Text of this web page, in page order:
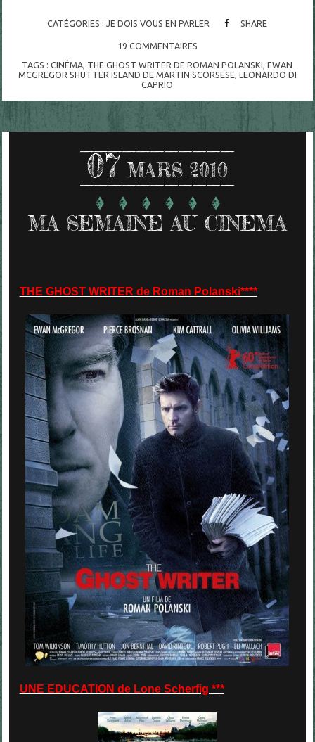
CATÉGORIES : JE DOIS VOUS EN PARLER SHARE
19 COMMENTAIRES
TAGS :CINÉMA THE GHOST WRITER DE ROMAN POLANSKI ,EWAN
MCGREGOR SHUTTER ISLAND DE MARTIN SCORSESE LEONARDO DI
CAPRIO
07 MARS 2010
MA SEMAINE AU CINEMA
THE GHOST WRITER de Roman Polanski****
UNE EDUCATION de Lone Scherfig ***